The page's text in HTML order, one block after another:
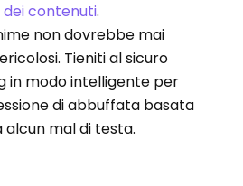
contenuti.
non dovrebbe mai
Tieniti al sicuro
in modo intelligente per
di abbuffata basata
alcun mal di testa.